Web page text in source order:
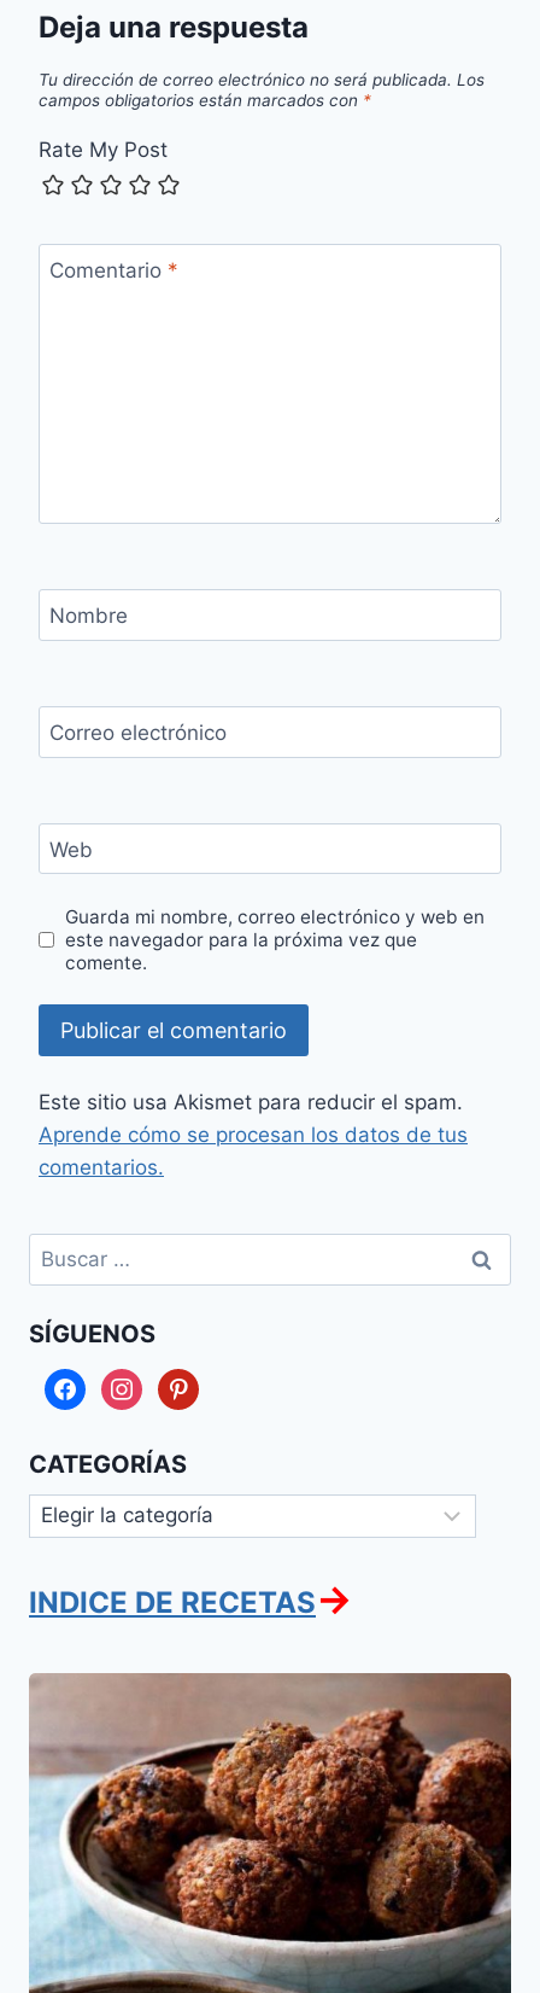
Deja una respuesta
Tu dirección de correo electrónico no será publicada. Los
campos obligatorios están marcados con *
Rate My Post
Comentario *
Nombre
Correo electrónico
Web
Guarda mi nombre, correo electrónico y web en
este navegador para la próxima vez que
comente.
Este sitio usa Akismet para reducir el spam.
Aprende cómo se procesan los datos de tus
comentarios.
Buscar:
SÍGUENOS
facebookinstagrampinterest
CATEGORÍAS
Categorías
INDICE DE RECETAS→
Falafel